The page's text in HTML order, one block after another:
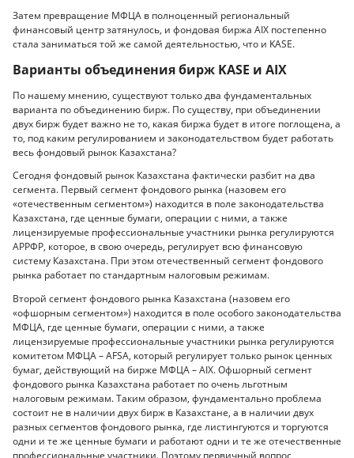
Затем превращение МФЦА в полноценный региональный
финансовый центр затянулось, и фондовая биржа AIX постепенно
стала заниматься той же самой деятельностью, что и KASE.
Варианты объединения бирж KASE и AIX
По нашему мнению, существуют только два фундаментальных
варианта по объединению бирж. По существу, при объединении
двух бирж будет важно не то, какая биржа будет в итоге поглощена, а
то, под каким регулированием и законодательством будет работать
весь фондовый рынок Казахстана?
Сегодня фондовый рынок Казахстана фактически разбит на два
сегмента. Первый сегмент фондового рынка (назовем его
«отечественным сегментом») находится в поле законодательства
Казахстана, где ценные бумаги, операции с ними, а также
лицензируемые профессиональные участники рынка регулируются
АРРФР, которое, в свою очередь, регулирует всю финансовую
систему Казахстана. При этом отечественный сегмент фондового
рынка работает по стандартным налоговым режимам.
Второй сегмент фондового рынка Казахстана (назовем его
«офшорным сегментом») находится в поле особого законодательства
МФЦА, где ценные бумаги, операции с ними, а также
лицензируемые профессиональные участники рынка регулируются
комитетом МФЦА – AFSA, который регулирует только рынок ценных
бумаг, действующий на бирже МФЦА – AIX. Офшорный сегмент
фондового рынка Казахстана работает по очень льготным
налоговым режимам. Таким образом, фундаментально проблема
состоит не в наличии двух бирж в Казахстане, а в наличии двух
разных сегментов фондового рынка, где листингуются и торгуются
одни и те же ценные бумаги и работают одни и те же отечественные
профессиональные участники. Поэтому первичный вопрос